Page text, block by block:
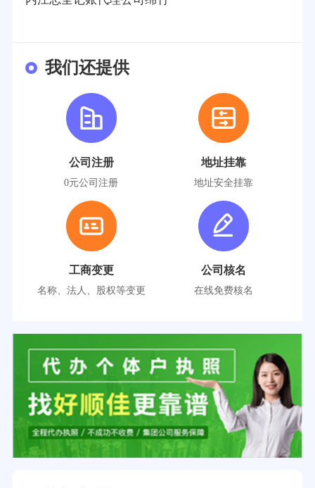
我们还提供
公司注册
0元公司注册
地址挂靠
地址安全挂靠
工商变更
名称、法人、股权等变更
公司核名
在线免费核名